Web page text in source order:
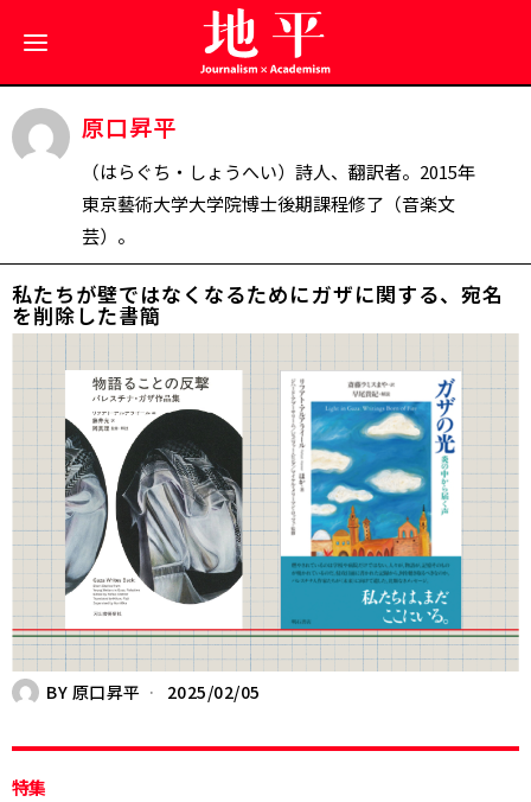
原口昇平
（はらぐち・しょうへい）詩人、翻訳者。2015年
東京藝術大学大学院博士後期課程修了（音楽文
芸）。
私たちが壁ではなくなるために――ガザに関する、宛名
を削除した書簡
BY 原口昇平 2025/02/05
特集